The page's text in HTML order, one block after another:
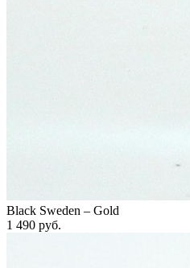
Black Sweden – Gold
1 490 руб.